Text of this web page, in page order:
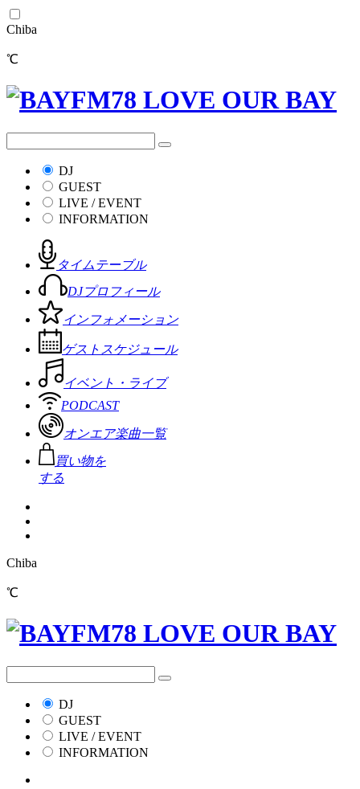
Chiba
℃
DJ
GUEST
LIVE / EVENT
INFORMATION
タイムテーブル
DJプロフィール
インフォメーション
ゲストスケジュール
イベント・ライブ
PODCAST
オンエア楽曲一覧
買い物を
する
Chiba
℃
DJ
GUEST
LIVE / EVENT
INFORMATION